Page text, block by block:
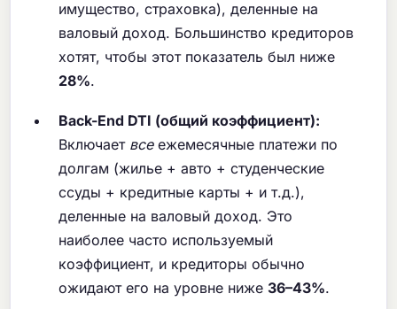
имущество, страховка), деленные на
валовый доход. Большинство кредиторов
хотят, чтобы этот показатель был ниже
28%.
Back-End DTI (общий коэффициент):
Включает всеежемесячные платежи по
долгам (жилье + авто + студенческие
ссуды + кредитные карты + и т.д.),
деленные на валовый доход. Это
наиболее часто используемый
коэффициент, и кредиторы обычно
ожидают его на уровне ниже36–43%.